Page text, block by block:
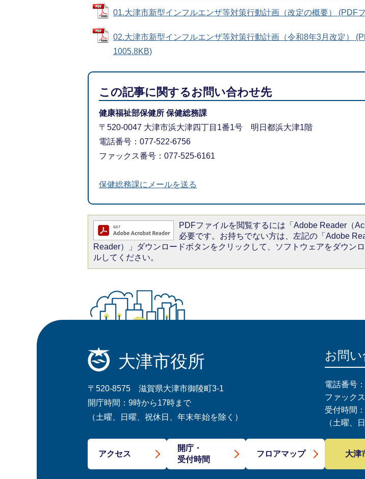
01.大津市新型インフルエンザ等対策行動計画（改定の概要） (PDF
02.大津市新型インフルエンザ等対策行動計画（令和8年3月改定）
1005.8KB)
この記事に関するお問い合わせ先
健康福祉部保健所 保健総務課
〒520-0047 大津市浜大津四丁目1番1号 明日都浜大津1階
電話番号：077-522-6756
ファックス番号：077-525-6161
保健総務課にメールを送る
PDFファイルを閲覧するには「Adobe Reader（
必要です。お持ちでない方は、左記の「Adobe
Reader）」ダウンロードボタンをクリックして、ソフトウェアをダウン
ルしてください。
大津市役所
〒520-8575 滋賀県大津市御陵町3-1
開庁時間：9時から17時まで
（土曜、日曜、祝休日、年末年始を除く）
アクセス
開庁・
受付時間
フロアマップ
お問
電話番号：
ファック
受付時間
（土曜、
大津